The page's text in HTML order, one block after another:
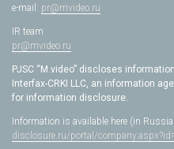
e-mail: pr@mvideo.ru
IR team
pr@mvideo.ru
PJSC “M.video” discloses
Interfax-CRKI LLC, an information
for information disclosure.
Information is available here (in
disclosure.ru/portal/